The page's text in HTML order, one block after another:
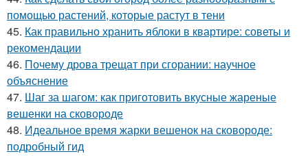
помощью растений, которые растут в тени
45. Как правильно хранить яблоки в квартире: советы и
рекомендации
46. Почему дрова трещат при сгорании: научное
объяснение
47. Шаг за шагом: как приготовить вкусные жареные
вешенки на сковороде
48. Идеальное время жарки вешенок на сковороде:
подробный гид